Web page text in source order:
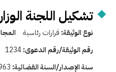
تشكيل اللجنة
نوع الوثيقة: قرارات رئاسية
رقم الوثيقة/رقم الدعوى:1234
سنة الإصدار/السنة القضائية: